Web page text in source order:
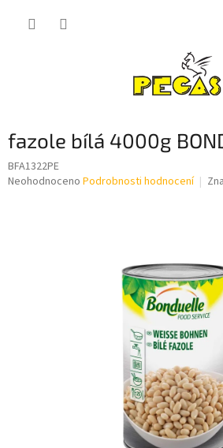
fazole bílá 4000g
BFA1322PE
Průměrné
Neohodnoceno Podrobnosti hodnocení